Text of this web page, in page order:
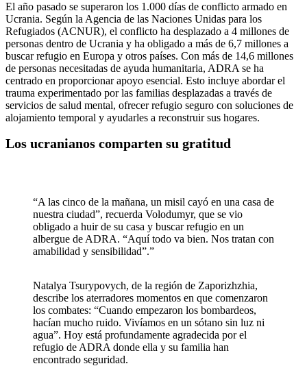
El año pasado se superaron los 1.000 días de conflicto armado en
Ucrania. Según la Agencia de las Naciones Unidas para los
Refugiados (ACNUR), el conflicto ha desplazado a 4 millones de
personas dentro de Ucrania y ha obligado a más de 6,7 millones a
buscar refugio en Europa y otros países. Con más de 14,6 millones
de personas necesitadas de ayuda humanitaria, ADRA se ha
centrado en proporcionar apoyo esencial. Esto incluye abordar el
trauma experimentado por las familias desplazadas a través de
servicios de salud mental, ofrecer refugio seguro con soluciones de
alojamiento temporal y ayudarles a reconstruir sus hogares.
Los ucranianos comparten su gratitud
“A las cinco de la mañana, un misil cayó en una casa de
nuestra ciudad”, recuerda Volodumyr, que se vio
obligado a huir de su casa y buscar refugio en un
albergue de ADRA. “Aquí todo va bien. Nos tratan con
amabilidad y sensibilidad”.”
Natalya Tsurypovych, de la región de Zaporizhzhia,
describe los aterradores momentos en que comenzaron
los combates: “Cuando empezaron los bombardeos,
hacían mucho ruido. Vivíamos en un sótano sin luz ni
agua”. Hoy está profundamente agradecida por el
refugio de ADRA donde ella y su familia han
encontrado seguridad.